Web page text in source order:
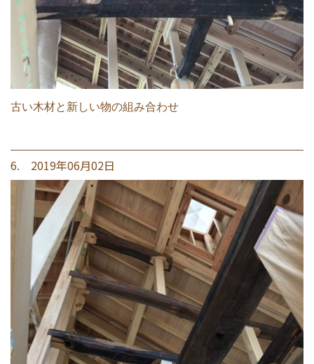
古い木材と新しい物の組み合わせ
6. 2019年06月02日